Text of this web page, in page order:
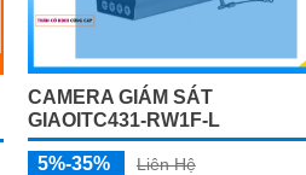
CAMERA GIÁM SÁT
GIAOITC431-RW1F-L
5%-35%
Liên Hệ